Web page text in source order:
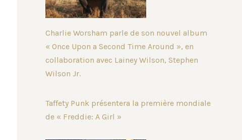
Charlie Worsham parle de son nouvel album
« Once Upon a Second Time Around », en
collaboration avec Lainey Wilson, Stephen
Wilson Jr.
Taffety Punk présentera la première mondiale
de « Freddie: A Girl »